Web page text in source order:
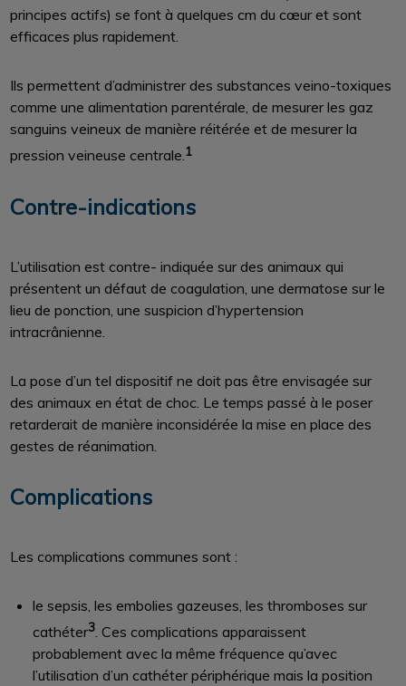
principes actifs) se font à quelques cm du cœur et sont
efficaces plus rapidement.
Ils permettent d’administrer des substances veino-toxiques
comme une alimentation parentérale, de mesurer les gaz
sanguins veineux de manière réitérée et de mesurer la
pression veineuse centrale.1
Contre-indications
L’utilisation est contre- indiquée sur des animaux qui
présentent un défaut de coagulation, une dermatose sur le
lieu de ponction, une suspicion d’hypertension
intracrânienne.
La pose d’un tel dispositif ne doit pas être envisagée sur
des animaux en état de choc. Le temps passé à le poser
retarderait de manière inconsidérée la mise en place des
gestes de réanimation.
Complications
Les complications communes sont :
le sepsis, les embolies gazeuses, les thromboses sur
cathéter3 . Ces complications apparaissent
probablement avec la même fréquence qu’avec
l’utilisation d’un cathéter périphérique mais la position